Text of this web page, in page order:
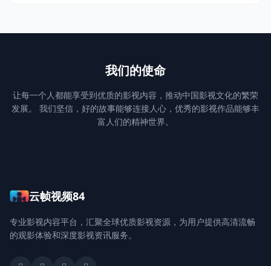
我们的使命
让每一个人都能享受到优质的影视内容，推动中国影视文化的繁荣
发展。 我们坚信，好的故事能够连接人心，优秀的影视作品能够丰
富人们的精神世界。
云帧视频84
专业影视内容平台，汇聚全球优质影视资源，为用户提供高清流畅
的观影体验和深度影视资讯服务。